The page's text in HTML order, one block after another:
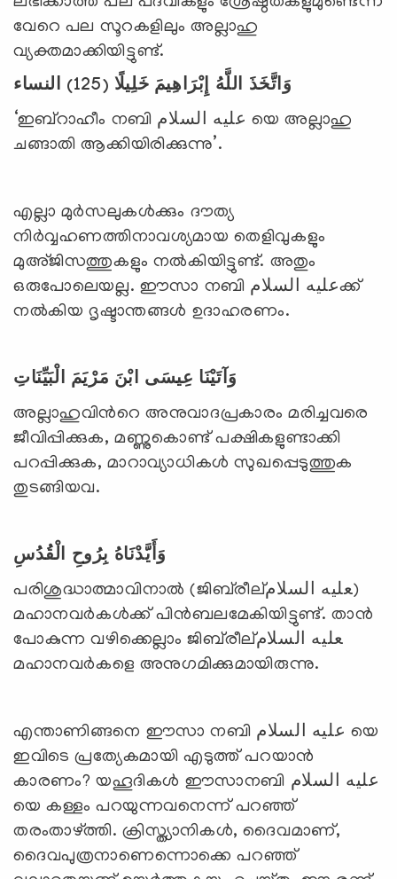
വേറെ പല സൂറകളിലും അല്ലാഹു
വ്യക്തമാക്കിയിട്ടുണ്ട്.
وَاتَّخَذَ اللَّهُ إِبْرَاهِيمَ خَلِيلًا (125) النساء
‘ഇബ്റാഹീം നബി عليه السلام യെ അല്ലാഹു
ചങ്ങാതി ആക്കിയിരിക്കുന്നു’.
എല്ലാ മുര്‍സലുകള്‍ക്കും ദൗത്യ
നിര്‍വ്വഹണത്തിനാവശ്യമായ തെളിവുകളും
മുഅ്ജിസത്തുകളും നല്‍കിയിട്ടുണ്ട്. അതും
ഒരുപോലെയല്ല. ഈസാ നബി عليه السلامക്ക്
നല്‍കിയ ദൃഷ്ടാന്തങ്ങള്‍ ഉദാഹരണം.
وَآتَيْنَا عِيسَى ابْنَ مَرْيَمَ الْبَيِّنَاتِ
അല്ലാഹുവിന്‍റെ അനുവാദപ്രകാരം മരിച്ചവരെ
ജീവിപ്പിക്കുക, മണ്ണുകൊണ്ട് പക്ഷികളുണ്ടാക്കി
പറപ്പിക്കുക, മാറാവ്യാധികള്‍ സുഖപ്പെടുത്തുക
തുടങ്ങിയവ.
وَأَيَّدْنَاهُ بِرُوحِ الْقُدُسِ
പരിശുദ്ധാത്മാവിനാല്‍ (ജിബ്‌രീല്‍عليه السلام)
മഹാനവര്‍കള്‍ക്ക് പിന്‍ബലമേകിയിട്ടുണ്ട്. താന്‍
പോകുന്ന വഴിക്കെല്ലാം ജിബ്‌രീല്‍عليه السلام
മഹാനവര്‍കളെ അനുഗമിക്കുമായിരുന്നു.
എന്താണിങ്ങനെ ഈസാ നബി عليه السلام യെ
ഇവിടെ പ്രത്യേകമായി എടുത്ത് പറയാന്‍
കാരണം? യഹൂദികള്‍ ഈസാനബി عليه السلام
യെ കള്ളം പറയുന്നവനെന്ന് പറഞ്ഞ്
തരംതാഴ്ത്തി. ക്രിസ്ത്യാനികള്‍, ദൈവമാണ്,
ദൈവപുത്രനാണെന്നൊക്കെ പറഞ്ഞ്